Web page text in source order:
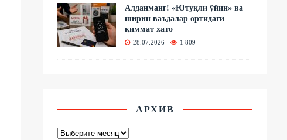
Алданманг! «Ютуқли ўйин» ва
ширин ваъдалар ортидаги
қиммат хато
28.07.2026 1 809
АРХИВ